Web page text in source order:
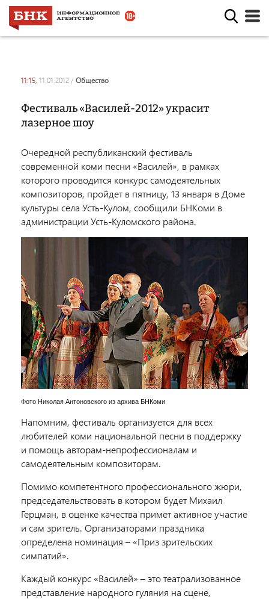
11:15, 11.01.2012 / общество
Фестиваль «Василей-2012» украсит
лазерное шоу
Очередной республиканский фестиваль
современной коми песни «Василей», в рамках
которого проводится конкурс самодеятельных
композиторов, пройдет в пятницу, 13 января в Доме
культуры села Усть-Кулом, сообщили БНКоми в
администрации Усть-Куломского района.
Фото Николая Антоновского из архива БНКоми
Напомним, фестиваль организуется для всех
любителей коми национальной песни в поддержку
и помощь авторам-непрофессионалам и
самодеятельным композиторам.
Помимо компетентного профессионального жюри,
председательствовать в котором будет Михаил
Герцман, в оценке качества примет активное участие
и сам зритель. Организаторами праздника
определена номинация – «Приз зрительских
симпатий».
Каждый конкурс «Василей» – это театрализованное
представление народного гуляния на сцене,